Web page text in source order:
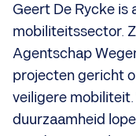
Geert De Rycke is
mobiliteitssector.
Agentschap
projecten gericht
veiligere
duurzaamheid